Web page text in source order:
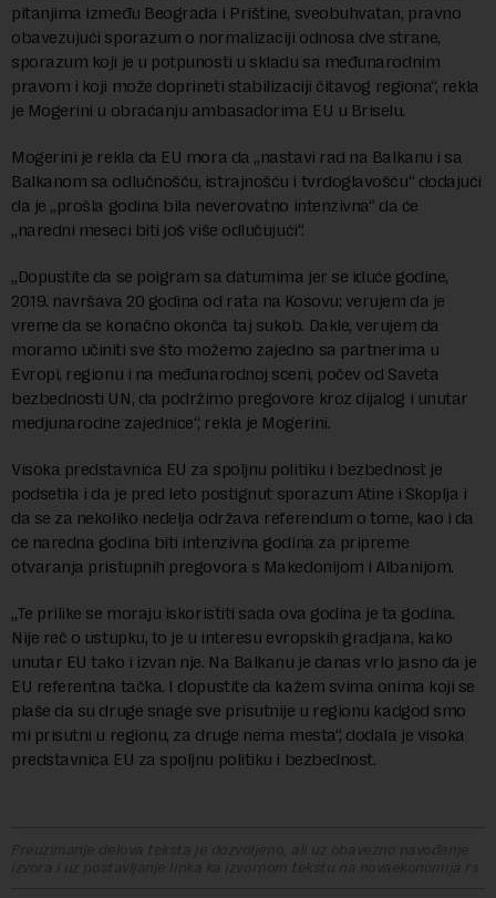
pitanjima između Beograda i Prištine, sveobuhvatan, pravno
obavezujući sporazum o normalizaciji odnosa dve strane,
sporazum koji je u potpunosti u skladu sa međunarodnim
pravom i koji može doprineti stabilizaciji čitavog regiona“, rekla
je Mogerini u obraćanju ambasadorima EU u Briselu.
Mogerini je rekla da EU mora da „nastavi rad na Balkanu i sa
Balkanom sa odlučnošću, istrajnošću i tvrdoglavošću“ dodajući
da je „prošla godina bila neverovatno intenzivna“ da će
„naredni meseci biti još više odlučujući“.
„Dopustite da se poigram sa datumima jer se iduće godine,
2019. navršava 20 godina od rata na Kosovu: verujem da je
vreme da se konačno okonča taj sukob. Dakle, verujem da
moramo učiniti sve što možemo zajedno sa partnerima u
Evropi, regionu i na međunarodnoj sceni, počev od Saveta
bezbednosti UN, da podržimo pregovore kroz dijalog i unutar
medjunarodne zajednice“, rekla je Mogerini.
Visoka predstavnica EU za spoljnu politiku i bezbednost je
podsetila i da je pred leto postignut sporazum Atine i Skoplja i
da se za nekoliko nedelja održava referendum o tome, kao i da
će naredna godina biti intenzivna godina za pripreme
otvaranja pristupnih pregovora s Makedonijom i Albanijom.
„Te prilike se moraju iskoristiti sada ova godina je ta godina.
Nije reč o ustupku, to je u interesu evropskih gradjana, kako
unutar EU tako i izvan nje. Na Balkanu je danas vrlo jasno da je
EU referentna tačka. I dopustite da kažem svima onima koji se
plaše da su druge snage sve prisutnije u regionu kadgod smo
mi prisutni u regionu, za druge nema mesta“, dodala je visoka
predstavnica EU za spoljnu politiku i bezbednost.
Preuzimanje delova teksta je dozvoljeno, ali uz obavezno navođenje
izvora i uz postavljanje linka ka izvornom tekstu na novaekonomija.rs